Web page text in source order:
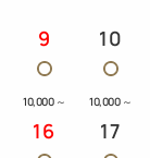
9
10,000 ～
10
10,000 ～
16 17